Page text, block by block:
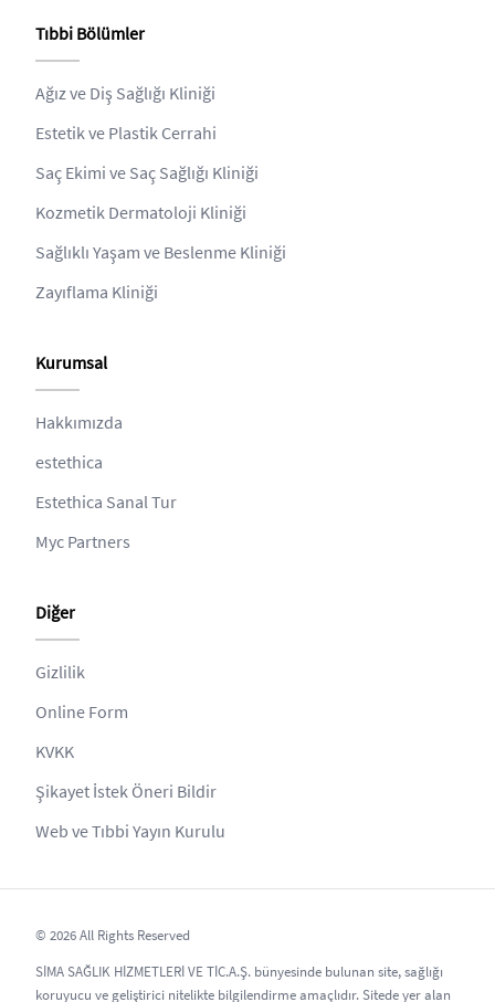
Tıbbi Bölümler
Ağız ve Diş Sağlığı Kliniği
Estetik ve Plastik Cerrahi
Saç Ekimi ve Saç Sağlığı Kliniği
Kozmetik Dermatoloji Kliniği
Sağlıklı Yaşam ve Beslenme Kliniği
Zayıflama Kliniği
Kurumsal
Hakkımızda
estethica
Estethica Sanal Tur
Myc Partners
Diğer
Gizlilik
Online Form
KVKK
Şikayet İstek Öneri Bildir
Web ve Tıbbi Yayın Kurulu
© 2026 All Rights Reserved
SİMA SAĞLIK HİZMETLERİ VE TİC.A.Ş. bünyesinde bulunan site, sağlığı
koruyucu ve geliştirici nitelikte bilgilendirme amaçlıdır. Sitede yer alan